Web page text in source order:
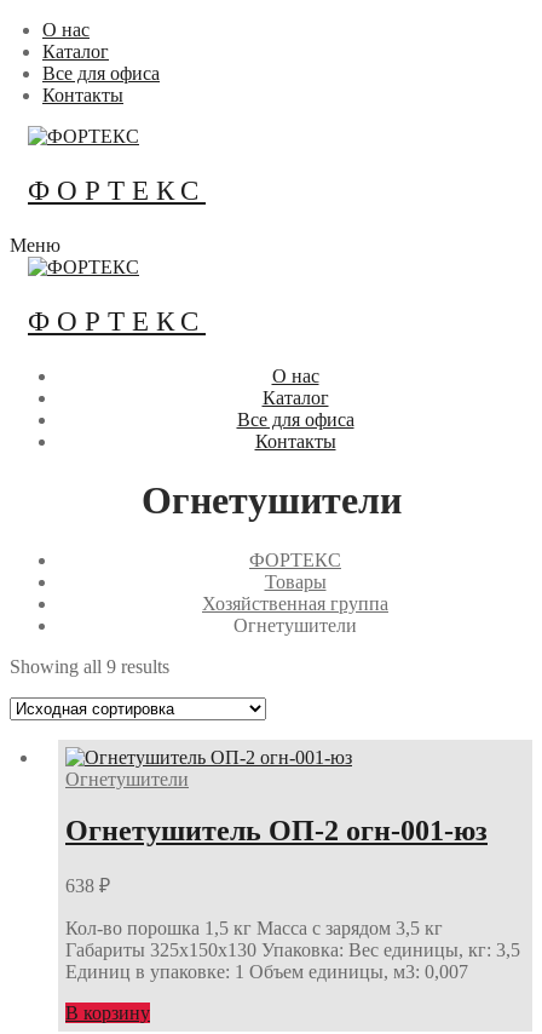
Перейти
содержимому
Меню
Закрыть
О нас
Каталог
Все для офиса
Контакты
ФОРТЕКС
Меню
ФОРТЕКС
О нас
Каталог
Все для офиса
Контакты
Огнетушители
ФОРТЕКС
Товары
Хозяйственная группа
Огнетушители
Showing all 9 results
Огнетушители
Огнетушитель ОП-2 огн-001-юз
638 ₽
Кол-во порошка 1,5 кг Масса с зарядом 3,5 кг
Габариты 325х150х130 Упаковка: Вес единицы, кг: 3,5
Единиц в упаковке: 1 Объем единицы, м3: 0,007
В корзину